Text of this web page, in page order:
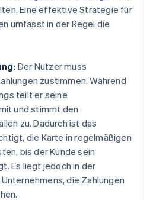
Eine effektive Strategie für
umfasst in der Regel die
Der Nutzer muss
zustimmen. Während
teilt er seine
und stimmt den
zu. Dadurch ist das
die Karte in regelmäßigen
bis der Kunde sein
Es liegt jedoch in der
die Zahlungen